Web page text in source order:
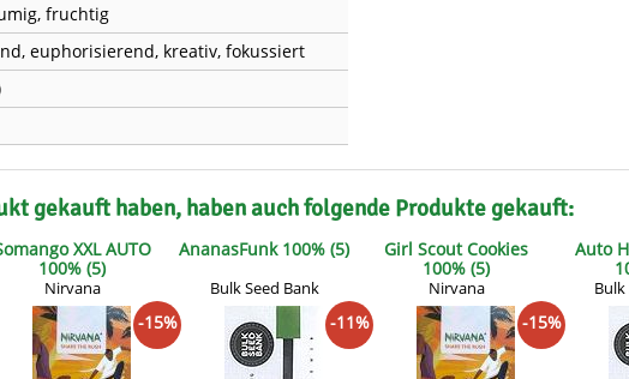
fruchtig
euphorisierend, kreativ, fokussiert
gekauft haben, haben auch folgende Produkte gekauft:
XXL AUTO
100% (5)
Nirvana
-15%
AnanasFunk 100% (5)
Bulk Seed Bank
-11%
Girl Scout Cookies
100% (5)
Nirvana
-15%
Auto
Bulk